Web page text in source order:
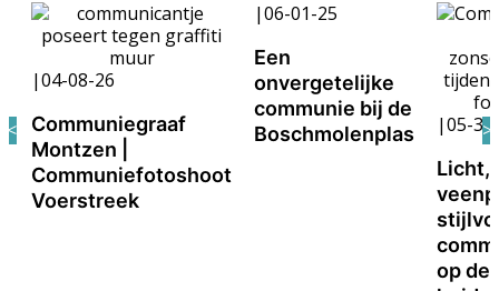
|04-08-26
Communiegraaf
Montzen |
Communiefotoshoot
Voerstreek
|06-01-25
Een
onvergetelijke
communie bij de
Boschmolenplas
|05-
Licht,
op de